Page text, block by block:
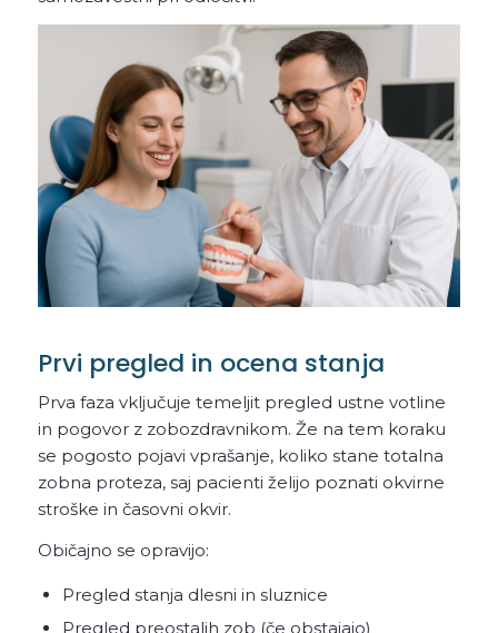
Prvi pregled in ocena stanja
Prva faza vključuje temeljit pregled ustne votline
in pogovor z zobozdravnikom. Že na tem koraku
se pogosto pojavi vprašanje, koliko stane totalna
zobna proteza, saj pacienti želijo poznati okvirne
stroške in časovni okvir.
Običajno se opravijo:
Pregled stanja dlesni in sluznice
Pregled preostalih zob (če obstajajo)